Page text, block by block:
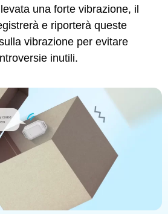
una forte vibrazione, il
e riporterà queste
vibrazione per evitare
inutili.